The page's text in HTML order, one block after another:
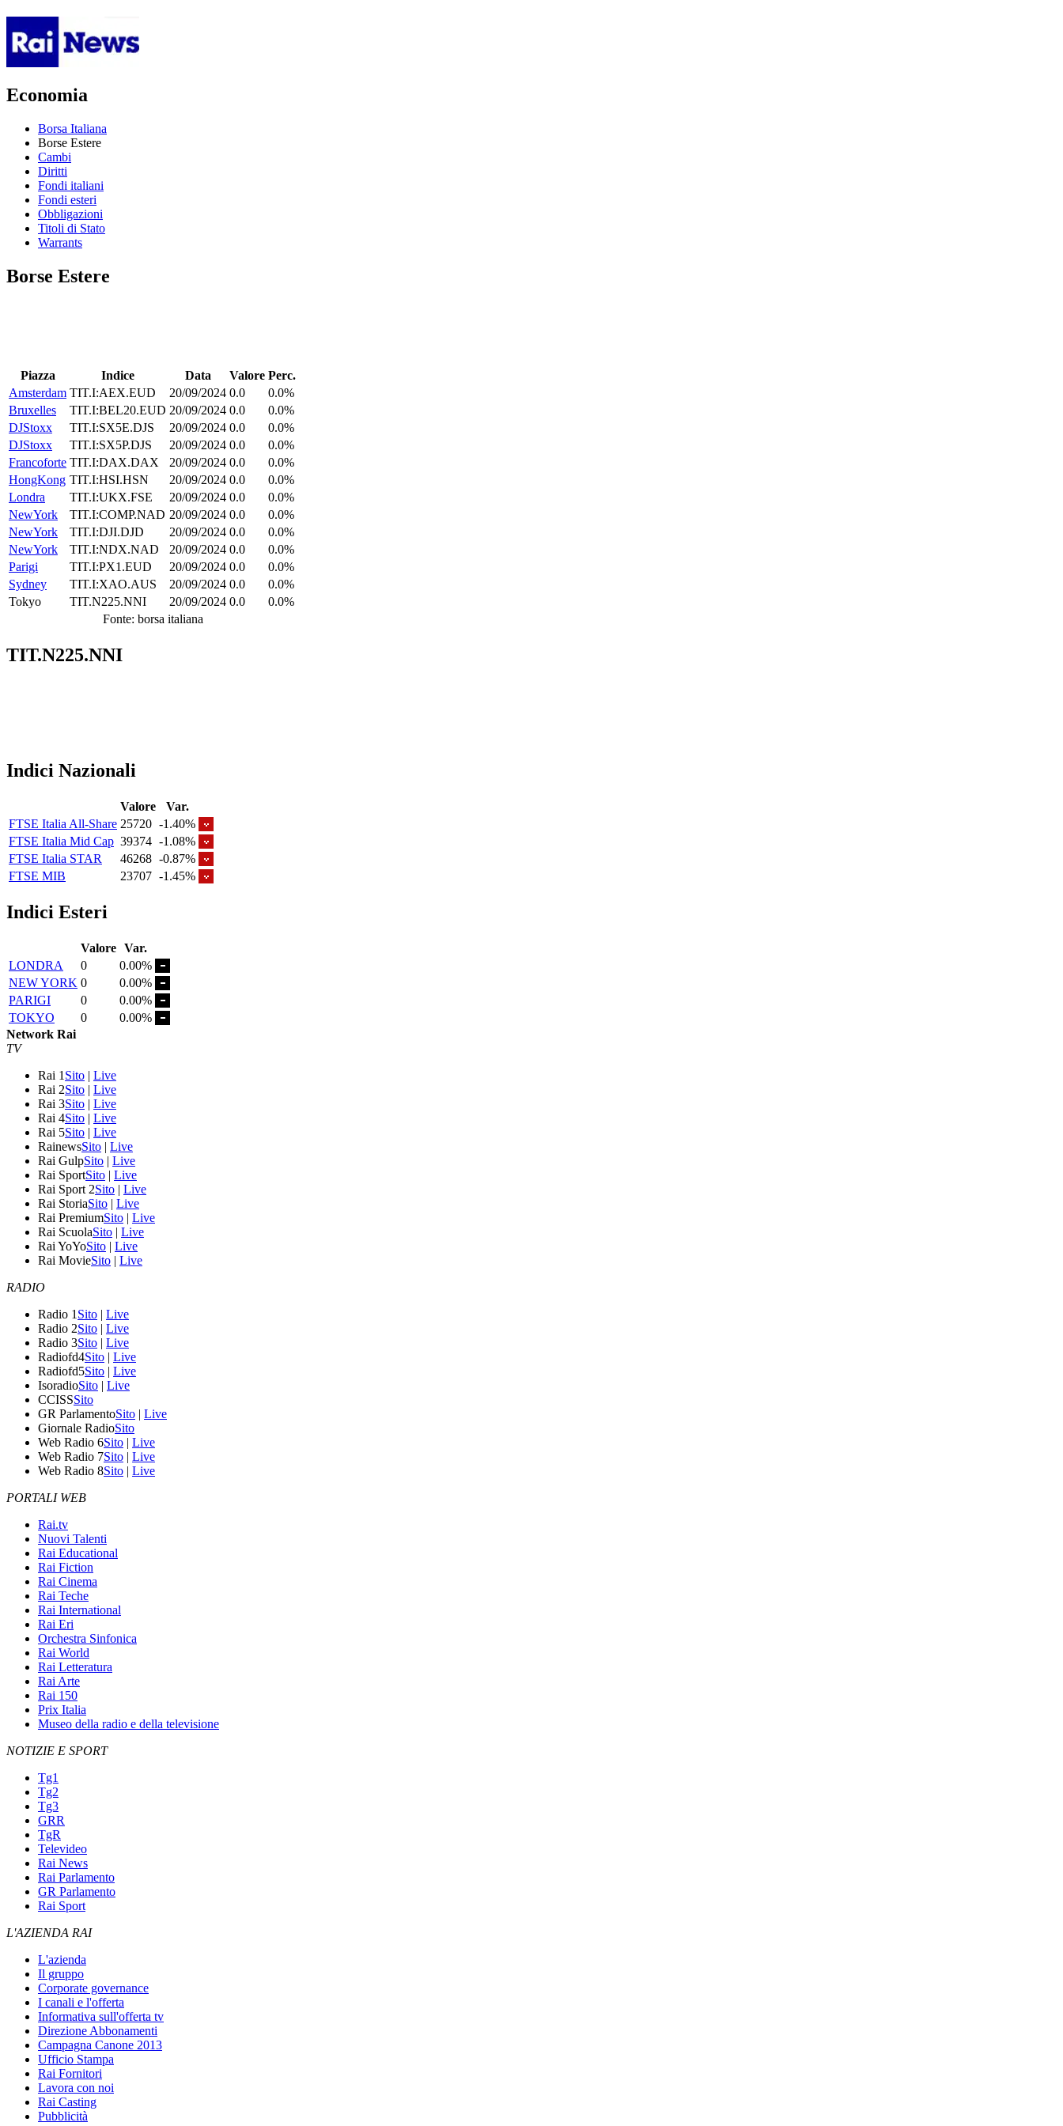
Economia
Borsa Italiana
Borse Estere
Cambi
Diritti
Fondi italiani
Fondi esteri
Obbligazioni
Titoli di Stato
Warrants
Borse Estere
Piazza Indice Data Valore Perc.
Amsterdam TIT.I:AEX.EUD 20/09/2024 0.0
0.0%
Bruxelles
TIT.I:BEL20.EUD 20/09/2024 0.0
0.0%
DJStoxx
TIT.I:SX5E.DJS 20/09/2024 0.0
0.0%
DJStoxx
TIT.I:SX5P.DJS 20/09/2024 0.0
0.0%
Francoforte TIT.I:DAX.DAX 20/09/2024 0.0
0.0%
HongKong TIT.I:HSI.HSN 20/09/2024 0.0
0.0%
Londra
TIT.I:UKX.FSE 20/09/2024 0.0
0.0%
NewYork
TIT.I:COMP.NAD 20/09/2024 0.0
0.0%
NewYork
TIT.I:DJI.DJD 20/09/2024 0.0
0.0%
NewYork
TIT.I:NDX.NAD 20/09/2024 0.0
0.0%
Parigi
TIT.I:PX1.EUD 20/09/2024 0.0
0.0%
Sydney
TIT.I:XAO.AUS 20/09/2024 0.0
0.0%
Tokyo
TIT.N225.NNI 20/09/2024 0.0
0.0%
Fonte: borsa italiana
TIT.N225.NNI
Indici Nazionali
Valore
Var.
FTSE Italia All-Share 25720 -1.40%
FTSE Italia Mid Cap 39374 -1.08%
FTSE Italia STAR
46268 -0.87%
FTSE MIB
23707 -1.45%
Indici Esteri
Valore Var.
LONDRA
0
0.00%
NEW YORK 0
0.00%
PARIGI
0
0.00%
TOKYO
0
0.00%
Network Rai
TV
Rai 1 Sito | Live
Rai 2Sito | Live
Rai 3Sito | Live
Rai 4Sito | Live
Rai 5Sito | Live
RainewsSito | Live
Rai GulpSito | Live
Rai SportSito | Live
Rai Sport 2Sito | Live
Rai StoriaSito | Live
Rai PremiumSito | Live
Rai ScuolaSito | Live
Rai YoYoSito | Live
Rai MovieSito | Live
RADIO
Radio 1 Sito | Live
Radio 2Sito | Live
Radio 3Sito | Live
Radiofd4Sito | Live
Radiofd5Sito | Live
IsoradioSito | Live
CCISSSito
GR ParlamentoSito | Live
Giornale RadioSito
Web Radio 6Sito | Live
Web Radio 7Sito | Live
Web Radio 8Sito | Live
PORTALI WEB
Rai.tv
Nuovi Talenti
Rai Educational
Rai Fiction
Rai Cinema
Rai Teche
Rai International
Rai Eri
Orchestra Sinfonica
Rai World
Rai Letteratura
Rai Arte
Rai 150
Prix Italia
Museo della radio e della televisione
NOTIZIE E SPORT
Tg1
Tg2
Tg3
GRR
TgR
Televideo
Rai News
Rai Parlamento
GR Parlamento
Rai Sport
L'AZIENDA RAI
L'azienda
Il gruppo
Corporate governance
I canali e l'offerta
Informativa sull'offerta tv
Direzione Abbonamenti
Campagna Canone 2013
Ufficio Stampa
Rai Fornitori
Lavora con noi
Rai Casting
Pubblicità